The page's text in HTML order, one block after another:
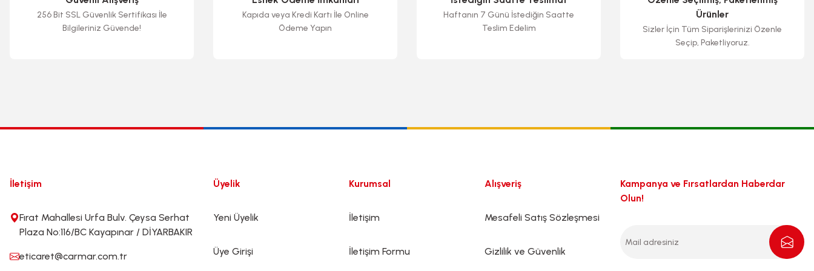
256 Bit SSL Güvenlik Sertifikası İle
Bilgileriniz Güvende!
Kapıda veya Kredi Kartı İle Online
Ödeme Yapın
Haftanın 7 Günü İstediğin Saatte
Teslim Edelim
Ürünler
Sizler İçin Tüm Siparişlerinizi Özenle
Seçip, Paketliyoruz.
İletişim
Fırat Mahallesi Urfa Bulv. Çeysa Serhat
Plaza No:116/BC Kayapınar / DİYARBAKIR
eticaret@carmar.com.tr
Üyelik
Yeni Üyelik
Üye Girişi
Kurumsal
İletişim
İletişim Formu
Alışveriş
Mesafeli Satış Sözleşmesi
Gizlilik ve Güvenlik
Kampanya ve Fırsatlardan Haberdar
Olun!